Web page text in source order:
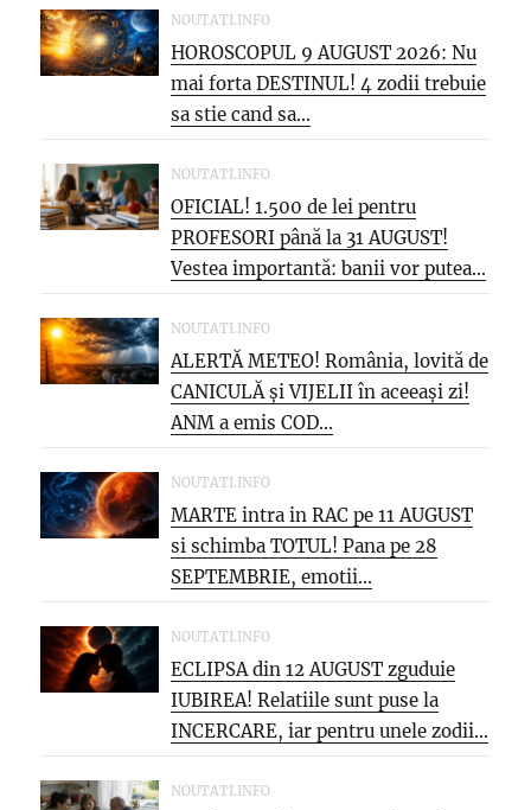
NOUTATI.INFO
HOROSCOPUL 9 AUGUST 2026: Nu
mai forta DESTINUL! 4 zodii trebuie
sa stie cand sa...
NOUTATI.INFO
OFICIAL! 1.500 de lei pentru
PROFESORI până la 31 AUGUST!
Vestea importantă: banii vor putea...
NOUTATI.INFO
ALERTĂ METEO! România, lovită de
CANICULĂ și VIJELII în aceeași zi!
ANM a emis COD...
NOUTATI.INFO
MARTE intra in RAC pe 11 AUGUST
si schimba TOTUL! Pana pe 28
SEPTEMBRIE, emotii...
NOUTATI.INFO
ECLIPSA din 12 AUGUST zguduie
IUBIREA! Relatiile sunt puse la
INCERCARE, iar pentru unele zodii...
NOUTATI.INFO